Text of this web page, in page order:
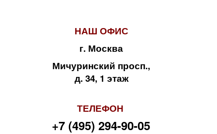
НАШ ОФИС
г. Москва
Мичуринский просп.,
д. 34, 1 этаж
ТЕЛЕФОН
+7 (495) 294-90-05